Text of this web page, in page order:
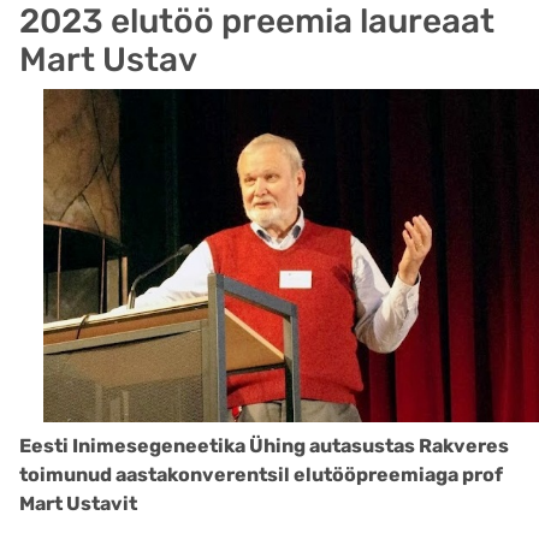
2023 elutöö preemia laureaat
Mart Ustav
Eesti Inimesegeneetika Ühing autasustas Rakveres
toimunud aastakonverentsil elutööpreemiaga prof
Mart Ustavit